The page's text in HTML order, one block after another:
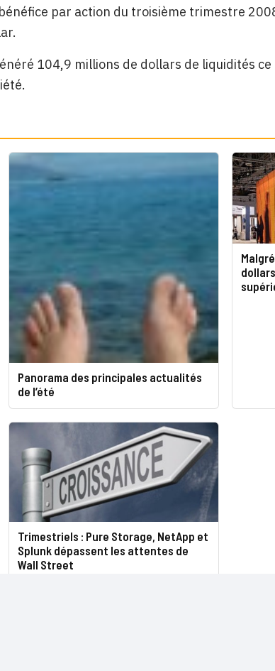
par action du troisième trimestre
104,9 millions de dollars de liquidités
Panorama des principales actualités
de l’été
Trimestriels : Pure Storage, NetApp et
Splunk dépassent les attentes de
Wall Street